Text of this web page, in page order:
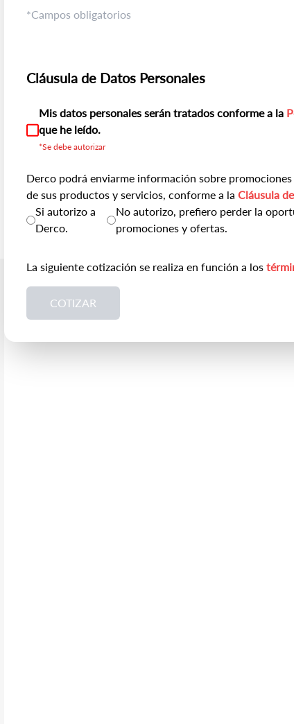
*Campos obligatorios
Cláusula de Datos Personales
Mis datos personales serán tratados conforme a la
que he leído.
*Se debe autorizar
Derco podrá enviarme información sobre
de sus productos y servicios, conforme a la Cláusula
Si autorizo a
Derco.
No autorizo, prefiero perder la
promociones y ofertas.
La siguiente cotización se realiza en función a los
COTIZAR